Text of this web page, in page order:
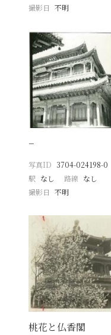
撮影日
不明
−
写真ID 3704-024198-0
駅 なし 路線 なし
撮影日
不明
桃花と仏香閣